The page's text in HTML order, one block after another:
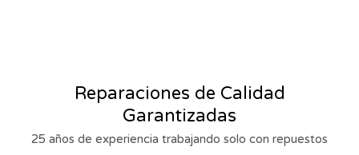
Reparaciones de Calidad
Garantizadas
25 años de experiencia trabajando solo con repuestos